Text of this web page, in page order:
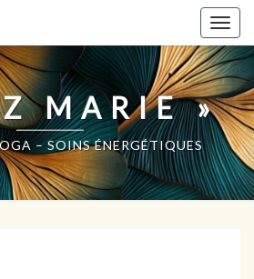
MARIE »
– SOINS ÉNERGÉTIQUES